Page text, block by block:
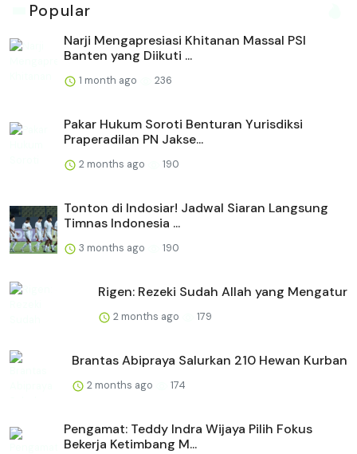
Popular
Narji Mengapresiasi Khitanan Massal PSI
Banten yang Diikuti ...
1 month ago 236
Pakar Hukum Soroti Benturan Yurisdiksi
Praperadilan PN Jakse...
2 months ago 190
Tonton di Indosiar! Jadwal Siaran Langsung
Timnas Indonesia ...
3 months ago 190
Rigen: Rezeki Sudah Allah yang Mengatur
2 months ago 179
Brantas Abipraya Salurkan 210 Hewan Kurban
2 months ago 174
Pengamat: Teddy Indra Wijaya Pilih Fokus
Bekerja Ketimbang M...